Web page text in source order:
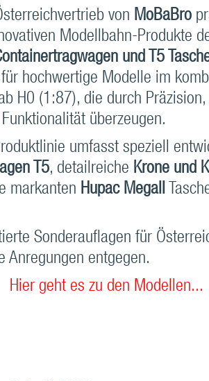
von MoBaBro
Modellbahn-Produkte
und T5
hochwertige Modelle im
H0 (1:87), die durch
überzeugen.
umfasst speziell
T5, detailreiche Krone und
markanten Hupac MegaII
Sonderauflagen für
Anregungen entgegen.
Hier geht es zu den Modellen...